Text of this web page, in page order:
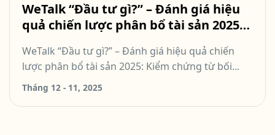
WeTalk “Đầu tư gì?” – Đánh giá hiệu
quả chiến lược phân bổ tài sản 2025:
động
WeTalk “Đầu tư gì?” – Đánh giá hiệu quả chiến
lược phân bổ tài sản 2025: Kiểm chứng từ bối...
Tháng 12 - 11, 2025